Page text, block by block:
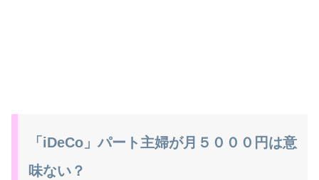
「iDeCo」パート主婦が月５０００円は意
味ない？